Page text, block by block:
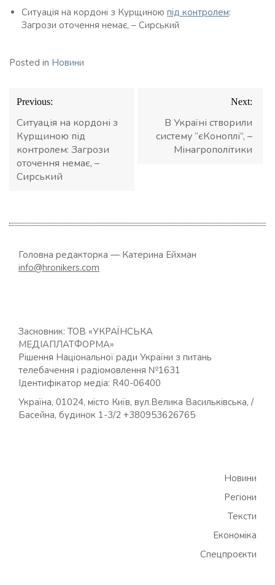
Ситуація на кордоні з Курщиною під контролем:
Загрози оточення немає, – Сирський
Posted in Новини
Навігація
записів
Previous:
Ситуація на кордоні з
Курщиною під
контролем: Загрози
оточення немає, –
Сирський
Next:
В Україні створили
систему “єКоноплі”, –
Мінагрополітики
Головна редакторка — Катерина Ейхман
info@hronikers.com
Засновник: ТОВ «УКРАЇНСЬКА
МЕДІАПЛАТФОРМА»
Рішення Національної ради України з питань
телебачення і радіомовлення №1631
Ідентифікатор медіа: R40-06400
Україна, 01024, місто Київ, вул.Велика Васильківська, /
Басейна, будинок 1-3/2 +380953626765
Новини
Регіони
Тексти
Економіка
Спецпроєкти